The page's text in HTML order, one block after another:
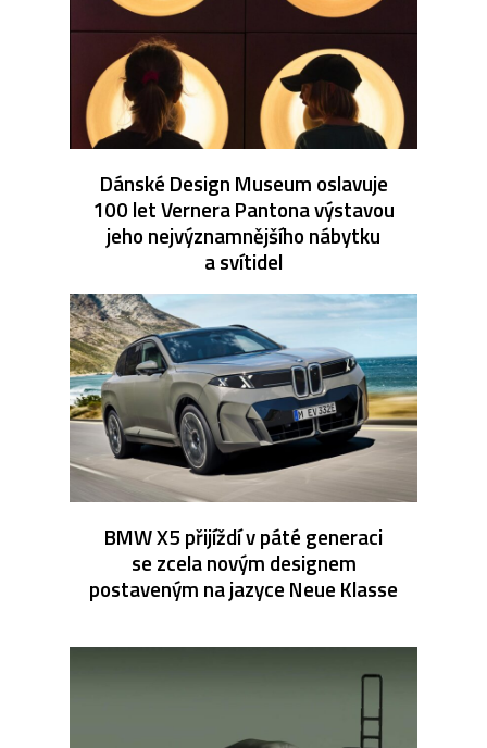
Dánské Design Museum oslavuje
100 let Vernera Pantona výstavou
jeho nejvýznamnějšího nábytku
a svítidel
BMW X5 přijíždí v páté generaci
se zcela novým designem
postaveným na jazyce Neue Klasse